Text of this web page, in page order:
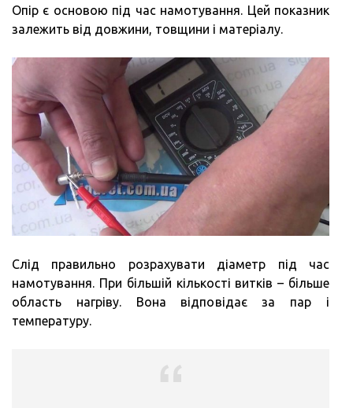
Опір є основою під час намотування. Цей показник
залежить від довжини, товщини і матеріалу.
Слід правильно розрахувати діаметр під час
намотування. При більшій кількості витків – більше
область нагріву. Вона відповідає за пар і
температуру.